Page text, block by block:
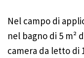
Nel campo di
nel bagno di 5 m²
camera da letto di